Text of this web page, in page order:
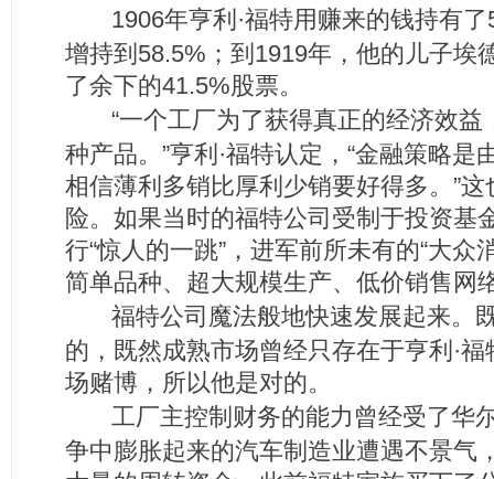
1906年亨利·福特用赚来的钱持有
增持到58.5%；到1919年，他的儿子埃
了余下的41.5%股票。
“一个工厂为了获得真正的经济效
种产品。”亨利·福特认定，“金融策略
相信薄利多销比厚利少销要好得多。”
险。如果当时的福特公司受制于投资基
行“惊人的一跳”，进军前所未有的“大
简单品种、超大规模生产、低价销售网
福特公司魔法般地快速发展起来。
的，既然成熟市场曾经只存在于亨利·
场赌博，所以他是对的。
工厂主控制财务的能力曾经受了华
争中膨胀起来的汽车制造业遭遇不景气